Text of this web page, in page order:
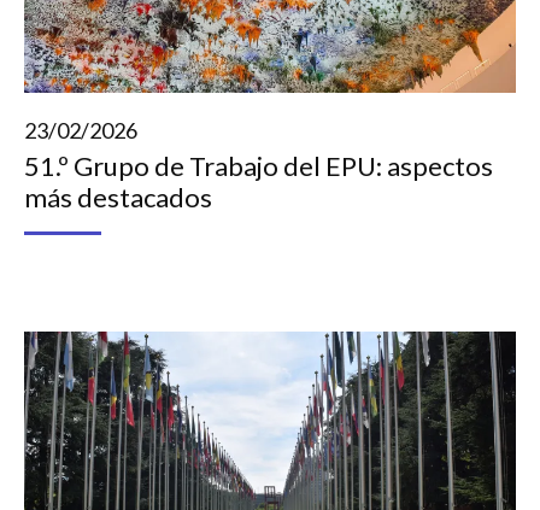
23/02/2026
51.º Grupo de Trabajo del EPU: aspectos
más destacados